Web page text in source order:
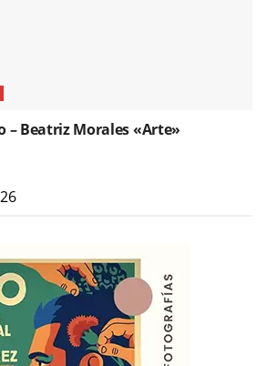
– Beatriz Morales «Arte»